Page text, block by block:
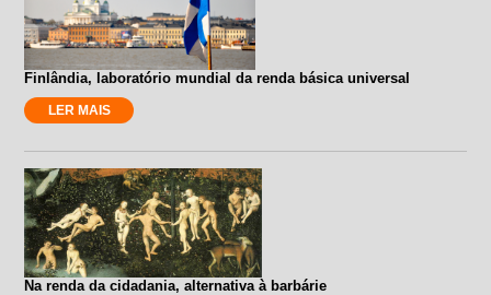
Finlândia, laboratório mundial da renda básica universal
LER MAIS
Na renda da cidadania, alternativa à barbárie